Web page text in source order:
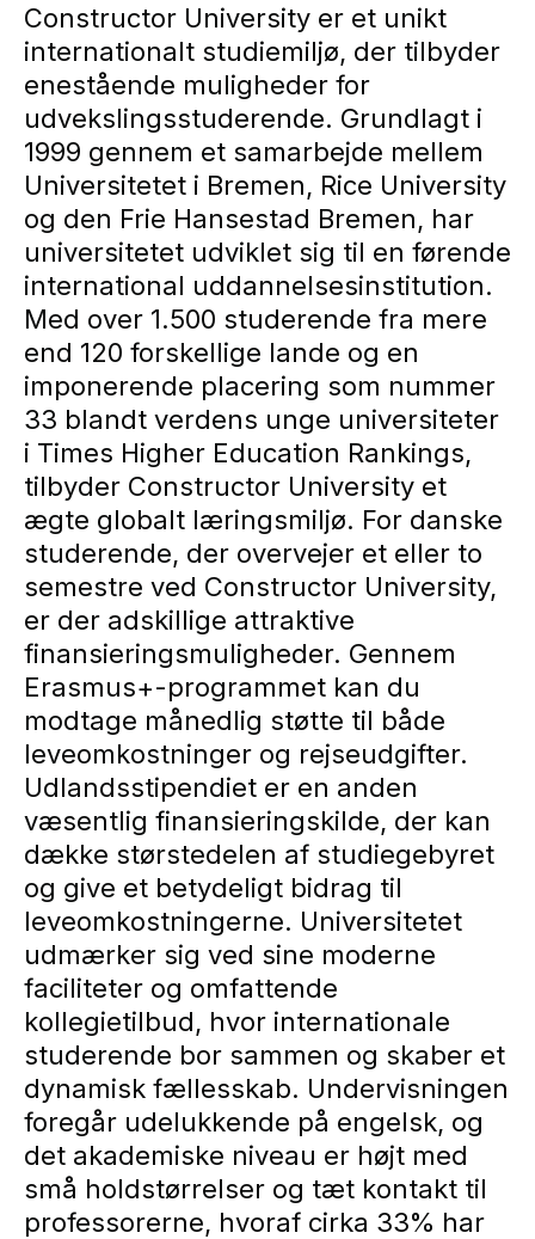
Constructor University er et unikt
internationalt studiemiljø, der tilbyder
enestående muligheder for
udvekslingsstuderende. Grundlagt i
1999 gennem et samarbejde mellem
Universitetet i Bremen, Rice University
og den Frie Hansestad Bremen, har
universitetet udviklet sig til en førende
international uddannelsesinstitution.
Med over 1.500 studerende fra mere
end 120 forskellige lande og en
imponerende placering som nummer
33 blandt verdens unge universiteter
i Times Higher Education Rankings,
tilbyder Constructor University et
ægte globalt læringsmiljø. For danske
studerende, der overvejer et eller to
semestre ved Constructor University,
er der adskillige attraktive
finansieringsmuligheder. Gennem
Erasmus+-programmet kan du
modtage månedlig støtte til både
leveomkostninger og rejseudgifter.
Udlandsstipendiet er en anden
væsentlig finansieringskilde, der kan
dække størstedelen af studiegebyret
og give et betydeligt bidrag til
leveomkostningerne. Universitetet
udmærker sig ved sine moderne
faciliteter og omfattende
kollegietilbud, hvor internationale
studerende bor sammen og skaber et
dynamisk fællesskab. Undervisningen
foregår udelukkende på engelsk, og
det akademiske niveau er højt med
små holdstørrelser og tæt kontakt til
professorerne, hvoraf cirka 33% har